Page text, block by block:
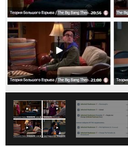
の
サ
イ
ト
の
デ
ー
タ
に
ア
す。